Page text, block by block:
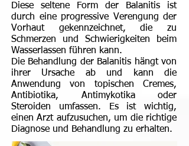
Diese seltene Form der Balanitis ist
durch eine progressive Verengung der
Vorhaut gekennzeichnet, die zu
Schmerzen und Schwierigkeiten beim
Wasserlassen führen kann.
Die Behandlung der Balanitis hängt von
ihrer Ursache ab und kann die
Anwendung von topischen Cremes,
Antibiotika, Antimykotika oder
Steroiden umfassen. Es ist wichtig,
einen Arzt aufzusuchen, um die richtige
Diagnose und Behandlung zu erhalten.